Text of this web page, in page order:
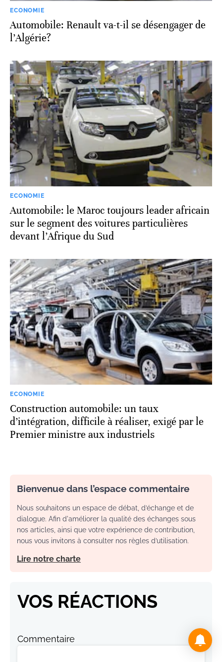
ECONOMIE
Automobile: Renault va-t-il se désengager de
l’Algérie?
ECONOMIE
Automobile: le Maroc toujours leader africain
sur le segment des voitures particulières
devant l’Afrique du Sud
ECONOMIE
Construction automobile: un taux
d’intégration, difficile à réaliser, exigé par le
Premier ministre aux industriels
Bienvenue dans l’espace commentaire
Nous souhaitons un espace de débat, d’échange et de
dialogue. Afin d'améliorer la qualité des échanges sous
nos articles, ainsi que votre expérience de contribution,
nous vous invitons à consulter nos règles d’utilisation.
Lire notre charte
VOS RÉACTIONS
Commentaire